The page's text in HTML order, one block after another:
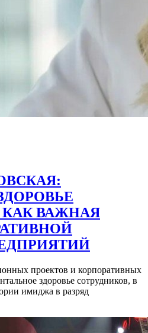
ВАЖНАЯ
проектов и корпоративных
здоровье сотрудников, в
имиджа в разряд